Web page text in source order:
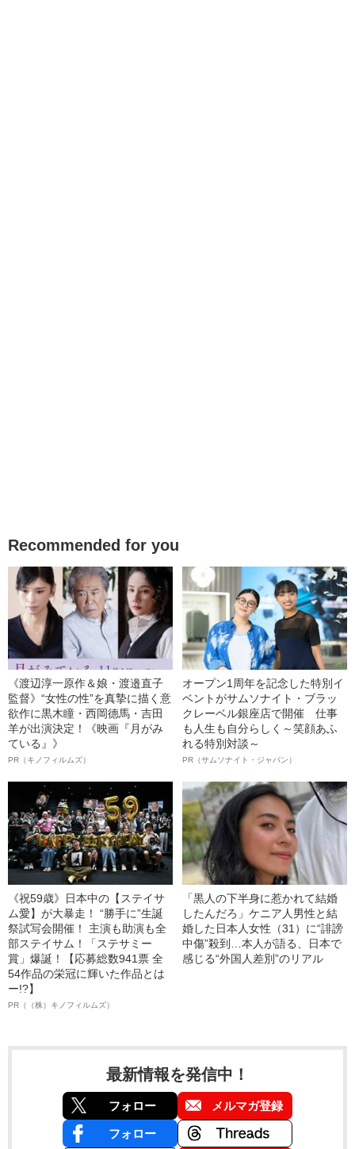
Recommended for you
《渡辺淳一原作＆娘・渡邉直子
監督》“女性の性”を真摯に描く意
欲作に黒木瞳・西岡德馬・吉田
羊が出演決定！《映画『月がみ
ている』》
PR（キノフィルムズ）
オープン1周年を記念した特別イ
ベントがサムソナイト・ブラッ
クレーベル銀座店で開催 仕事
も人生も自分らしく～笑顔あふ
れる特別対談～
PR（サムソナイト・ジャパン）
《祝59歳》日本中の【ステイサ
ム愛】が大暴走！ “勝手に”生誕
祭試写会開催！ 主演も助演も全
部ステイサム！「ステサミー
賞」爆誕！【応募総数941票 全
54作品の栄冠に輝いた作品とは
ー!?】
PR（（株）キノフィルムズ）
「黒人の下半身に惹かれて結婚
したんだろ」ケニア人男性と結
婚した日本人女性（31）に“誹謗
中傷”殺到…本人が語る、日本で
感じる“外国人差別”のリアル
最新情報を発信中！
フォロー メルマガ登録
フォロー